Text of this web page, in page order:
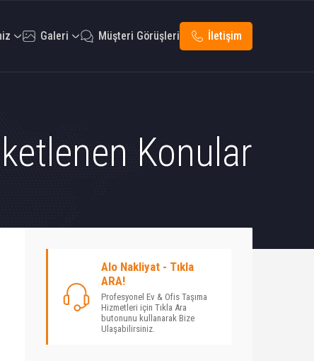
Galeri Müşteri Görüşleri İletişim
Konular
Alo Nakliyat - Tıkla
ARA!
Profesyonel Ev & Ofis Taşıma
Hizmetleri için Tıkla Ara
butonunu kullanarak Bize
Ulaşabilirsiniz.